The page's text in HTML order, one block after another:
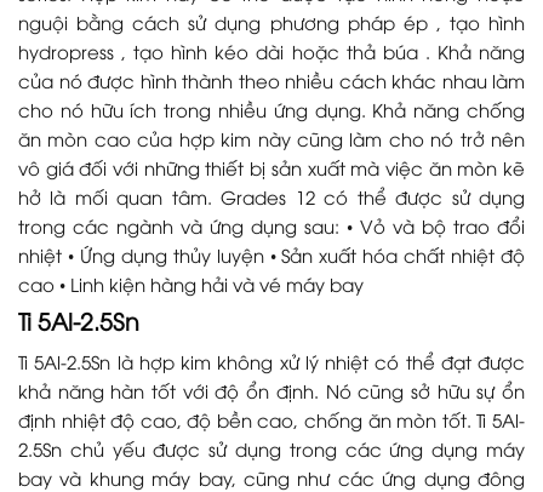
nguội bằng cách sử dụng phương pháp ép , tạo hình
hydropress , tạo hình kéo dài hoặc thả búa . Khả năng
của nó được hình thành theo nhiều cách khác nhau làm
cho nó hữu ích trong nhiều ứng dụng. Khả năng chống
ăn mòn cao của hợp kim này cũng làm cho nó trở nên
vô giá đối với những thiết bị sản xuất mà việc ăn mòn kẽ
hở là mối quan tâm. Grades 12 có thể được sử dụng
trong các ngành và ứng dụng sau: • Vỏ và bộ trao đổi
nhiệt • Ứng dụng thủy luyện • Sản xuất hóa chất nhiệt độ
cao • Linh kiện hàng hải và vé máy bay
Ti 5Al-2.5Sn
Ti 5Al-2.5Sn là hợp kim không xử lý nhiệt có thể đạt được
khả năng hàn tốt với độ ổn định. Nó cũng sở hữu sự ổn
định nhiệt độ cao, độ bền cao, chống ăn mòn tốt. Ti 5Al-
2.5Sn chủ yếu được sử dụng trong các ứng dụng máy
bay và khung máy bay, cũng như các ứng dụng đông